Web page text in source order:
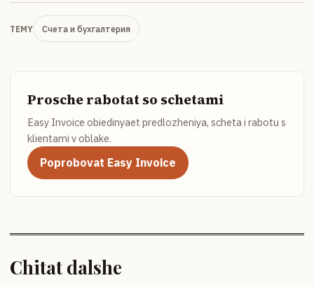
TEMY Счета и бухгалтерия
Prosche rabotat so schetami
Easy Invoice obiedinyaet predlozheniya, scheta i rabotu s
klientami v oblake.
Poprobovat Easy Invoice
Chitat dalshe